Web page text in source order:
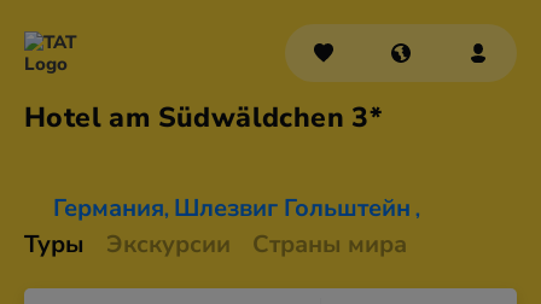
Hotel am Südwäldchen 3*
Германия, Шлезвиг Гольштейн ,
Туры Экскурсии Страны мира